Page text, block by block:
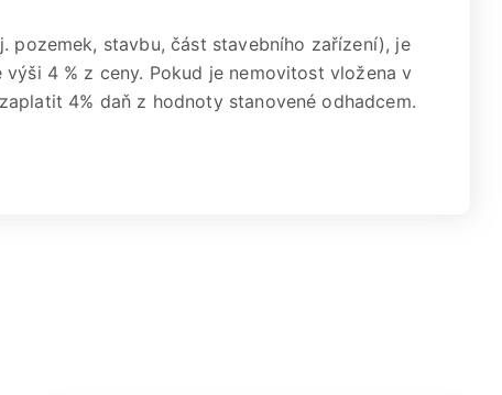
pozemek, stavbu, část stavebního zařízení), je
4 % z ceny. Pokud je nemovitost vložena v
4% daň z hodnoty stanovené odhadcem.